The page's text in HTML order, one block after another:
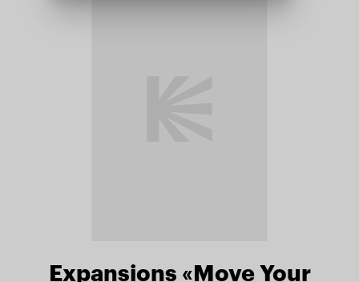
Expansions «Move Your